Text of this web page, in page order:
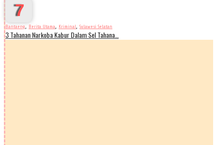
7
Bantaeng, Berita Utama, Kriminal, Sulawesi Selatan
3 Tahanan Narkoba Kabur Dalam Sel Tahana…